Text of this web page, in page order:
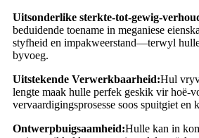
Uitsonderlike sterkte-tot-gewig-
beduidende toename in meganiese
styfheid en impakweerstand—terwyl
byvoeg.
Uitstekende Verwerkbaarheid:Hul
lengte maak hulle perfek geskik vir hoë-
vervaardigingsprosesse soos spuitgiet en
Ontwerpbuigsaamheid:Hulle kan in